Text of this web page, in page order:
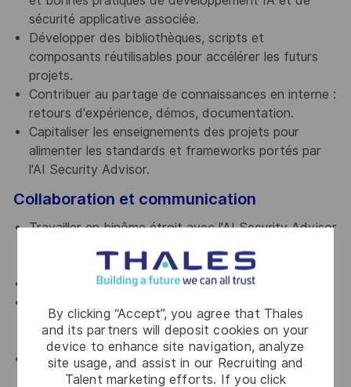
By clicking “Accept”, you agree that Thales
and its partners will deposit cookies on your
device to enhance site navigation, analyze
site usage, and assist in our Recruiting and
Talent marketing efforts. If you click
sécurité applicative associée.
Développer des bibliothèques, scripts et
composants réutilisables pour accélérer les futurs
projets.
Contribuer au partage de connaissances en interne :
retours d'expérience, démos, documentation.
Capitaliser les enseignements des projets pour
alimenter les standards et frameworks portés par
l'AI Security Advisor.
Collaboration et communication
Travailler en binôme étroit avec l'AI Security Advisor
Collaborer avec les équipes de delivery et de R&D.
techniques (dev, DevSecOps, MLOps) comme non
techniques (métiers, management).
Contribuer à la coordination avec les initiatives
globales Thales autour de l'IA.